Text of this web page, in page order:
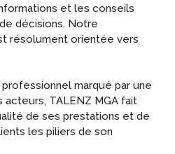
et les conseils
décisions. Notre
résolument orientée vers
marqué par une
TALENZ MGA fait
de ses prestations et de
les piliers de son